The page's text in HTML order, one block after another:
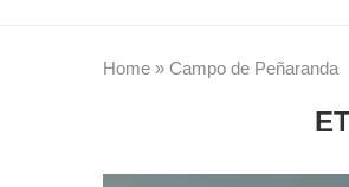
Home » Campo de Peñaranda